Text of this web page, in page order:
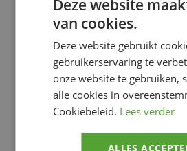
CHAS. BRAKE
PADS,
Rijwielgedeelte
Voeg toe
Deze website
van cookies.
Deze website gebruikt
gebruikerservaring te
onze website te gebruiken,
alle cookies in
Cookiebeleid. Lees verder
ALLES